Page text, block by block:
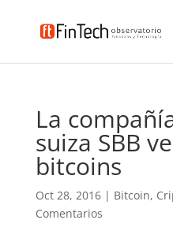
La
suiza SBB
bitcoins
Oct 28, 2016| Bitcoin,
Comentarios